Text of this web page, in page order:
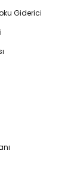
çantaları
Konforu
yatakları
Büyük
Giderici